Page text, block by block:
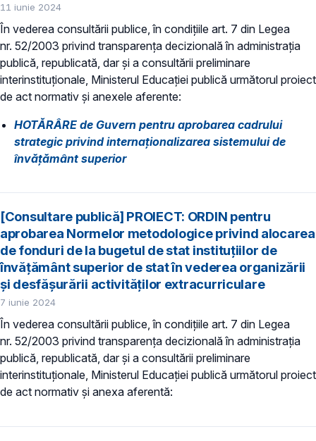
11 iunie 2024
În vederea consultării publice, în condiţiile art. 7 din Legea
nr. 52/2003 privind transparenţa decizională în administraţia
publică, republicată, dar și a consultării preliminare
interinstituționale, Ministerul Educaţiei publică următorul proiect
de act normativ și anexele aferente:
HOTĂRÂRE de Guvern pentru aprobarea cadrului
strategic privind internaționalizarea sistemului de
învățământ superior
[Consultare publică] PROIECT: ORDIN pentru
aprobarea Normelor metodologice privind alocarea
de fonduri de la bugetul de stat instituțiilor de
învățământ superior de stat în vederea organizării
și desfășurării activităților extracurriculare
7 iunie 2024
În vederea consultării publice, în condiţiile art. 7 din Legea
nr. 52/2003 privind transparenţa decizională în administraţia
publică, republicată, dar și a consultării preliminare
interinstituționale, Ministerul Educaţiei publică următorul proiect
de act normativ și anexa aferentă: